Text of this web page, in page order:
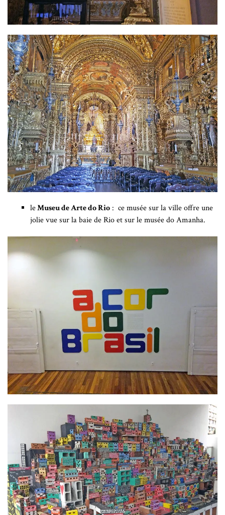
leMuseu de Arte do Rio : ce musée sur la ville offre une
jolie vue sur la baie de Rio et sur le musée do Amanha.